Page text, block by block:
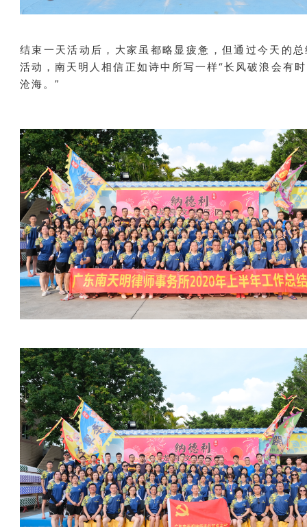
结束一天活动后，大家虽都略显疲惫，但通过今天的
活动，南天明人相信正如诗中所写一样“长风破浪会有
沧海。”